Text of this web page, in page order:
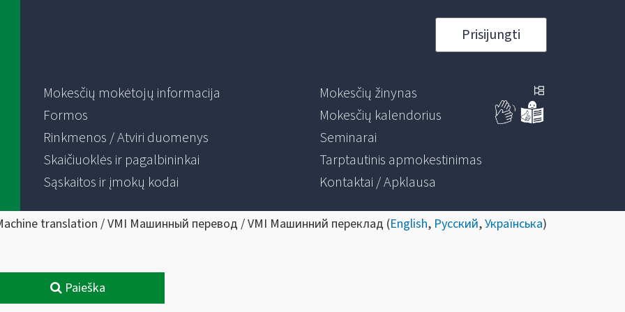
Prisijungti
Mokesčių mokėtojų informacija
Formos
Rinkmenos / Atviri duomenys
Skaičiuoklės ir pagalbininkai
Sąskaitos ir įmokų kodai
Mokesčių žinynas
Mokesčių kalendorius
Seminarai
Tarptautinis apmokestinimas
Kontaktai / Apklausa
translation / VMI Машинный перевод / VMI Машинний переклад (English, Русский,Українська)
Paieška